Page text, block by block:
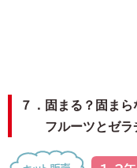
７．固まる？固まら
フルーツとゼラ